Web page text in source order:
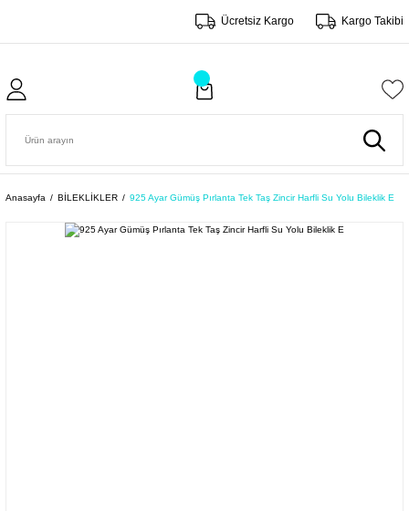
Ücretsiz Kargo Kargo Takibi
Anasayfa BİLEKLİKLER 925 Ayar Gümüş Pırlanta Tek Taş Zincir Harfli Su Yolu Bileklik E